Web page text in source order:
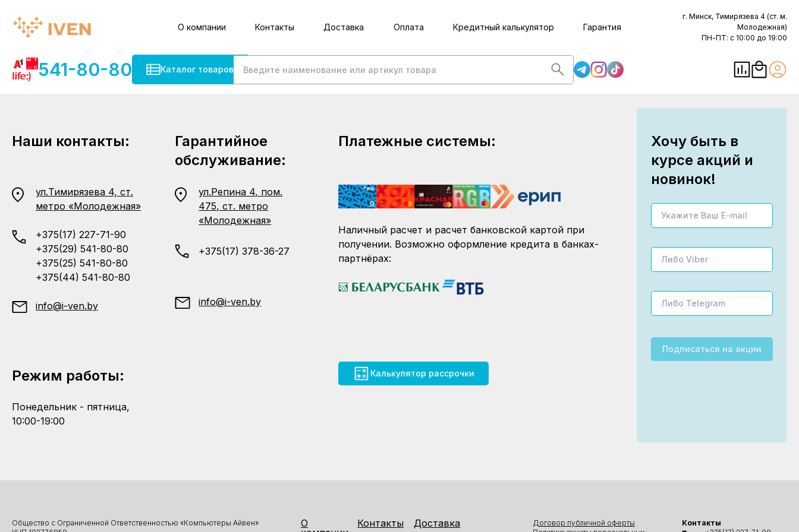
О компании Контакты Доставка Оплата Кредитный калькулятор Гарантия
г. Минск, Тимирязева 4 (ст. м.
Молодежная)
ПН-ПТ: с 10:00 до 19:00
541-80-80 Каталог товаров
Наши контакты:
ул.Тимирязева 4, ст.
метро «Молодежная»
+375(17) 227-71-90
+375(29) 541-80-80
+375(25) 541-80-80
+375(44) 541-80-80
info@i-ven.by
Гарантийное
обслуживание:
ул.Репина 4, пом.
475, ст. метро
«Молодежная»
+375(17) 378-36-27
info@i-ven.by
Платежные системы:
Наличный расчет и расчет банковской картой при
получении. Возможно оформление кредита в банках-
партнёрах:
Режим работы:
Понедельник - пятница,
10:00-19:00
Калькулятор рассрочки
Хочу быть в
курсе акций и
новинок!
Подписаться на акции
Общество с Ограниченной Ответственностью «Компьютеры Айвен»
О
Контакты Доставка
Договор публичной оферты
Контакты